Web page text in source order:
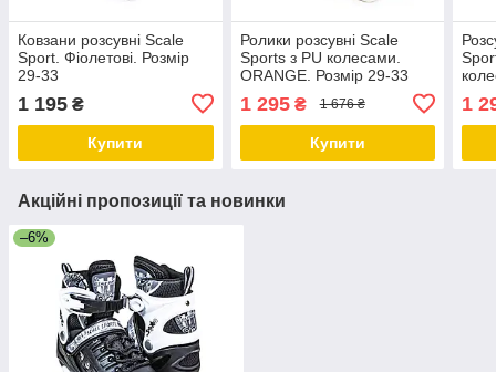
Ковзани розсувні Scale
Sport. Фіолетові. Розмір
29-33
1 195 ₴
Купити
Ролики розсувні Scale
Sports з PU колесами.
ORANGE. Розмір 29-33
1 295₴ 1 676 ₴
Купити
1
Акційні пропозиції та новинки
–6%